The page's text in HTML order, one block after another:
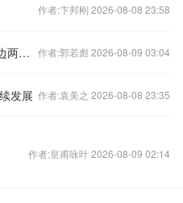
作者:卞邦刚 2026-08-08 23:58
广西凭祥边民家门口上岗 顾家兴边两不误 作者:郭若彪 2026-08-09 03:04
发展 作者:袁美之 2026-08-08 23:35
作者:皇甫咏叶 2026-08-09 02:14